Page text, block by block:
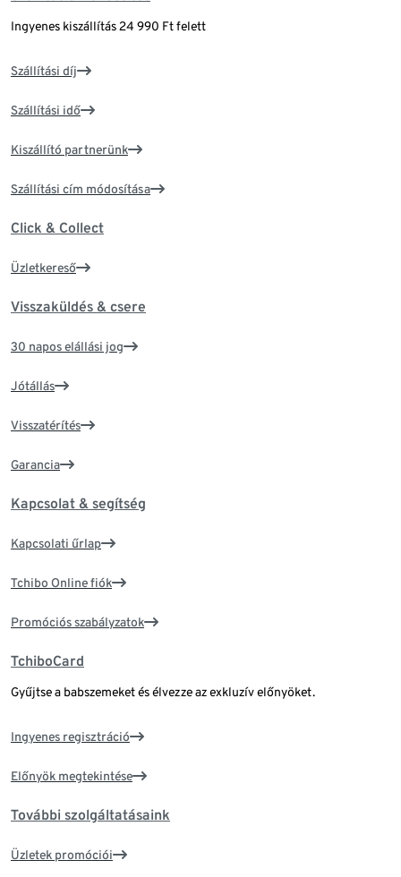
Ingyenes kiszállítás 24 990 Ft felett
Szállítási díj
Szállítási idő
Kiszállító partnerünk
Szállítási cím módosítása
Click & Collect
Üzletkereső
Visszaküldés & csere
30 napos elállási jog
Jótállás
Visszatérítés
Garancia
Kapcsolat & segítség
Kapcsolati űrlap
Tchibo Online fiók
Promóciós szabályzatok
TchiboCard
Gyűjtse a babszemeket és élvezze az exkluzív előnyöket.
Ingyenes regisztráció
Előnyök megtekintése
További szolgáltatásaink
Üzletek promóciói